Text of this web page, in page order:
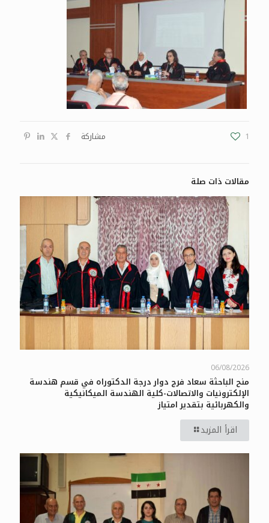
مشاركة 1
مقالات ذات صلة
06/08/2026
منح الباحثة سعاد فرج دوار درجة الدكتوراه في قسم هندسة
الإلكترونيات والاتصالات-كلية الهندسة الميكانيكية
والكهربائية بتقدير امتياز
اقرأ المزيد